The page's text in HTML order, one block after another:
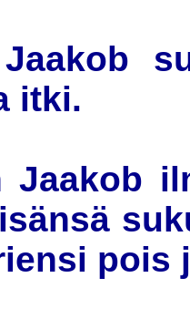
itki.
Jaakob